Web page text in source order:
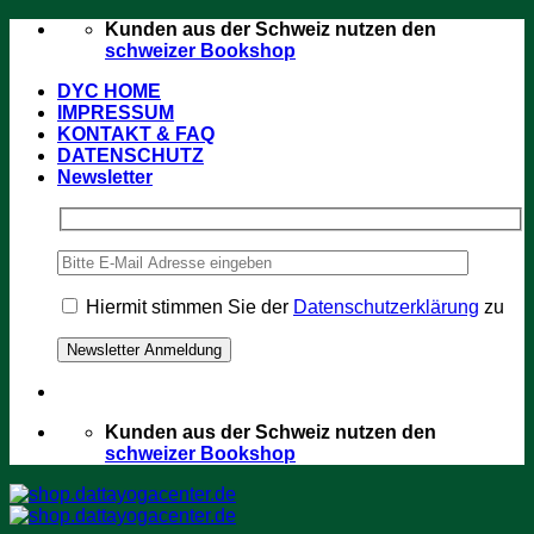
Zum
Kunden aus der Schweiz nutzen den
schweizer Bookshop
DYC HOME
IMPRESSUM
KONTAKT & FAQ
DATENSCHUTZ
Newsletter
Hiermit stimmen Sie der Datenschutzerklärung zu
Kunden aus der Schweiz nutzen den
schweizer Bookshop